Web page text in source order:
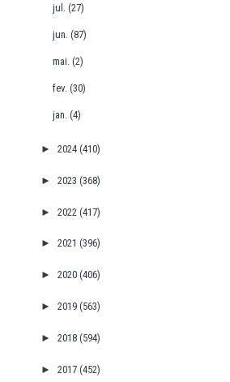
jul.(27)
jun.(87)
mai.(2)
fev.(30)
jan.(4)
► 2024 (410)
► 2023 (368)
► 2022 (417)
► 2021 (396)
► 2020 (406)
► 2019 (563)
► 2018 (594)
► 2017 (452)